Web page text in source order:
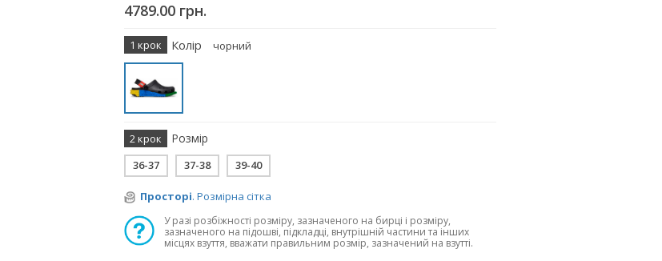
4789.00 грн.
1 крок Колір чорний
2 крок Розмір
36-37 37-38 39-40
Просторі. Розмірна сітка
У разі розбіжності розміру, зазначеного на бирці і розміру,
зазначеного на підошві, підкладці, внутрішній частини та інших
місцях взуття, вважати правильним розмір, зазначений на взутті.